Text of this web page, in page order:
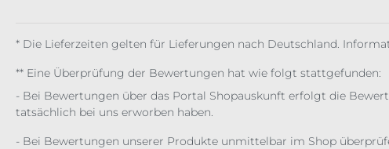
* Die Lieferzeiten gelten für Lieferungen nach Deutschland.
** Eine Überprüfung der Bewertungen hat wie folgt stattgefunden:
- Bei Bewertungen über das Portal Shopauskunft erfolgt die
tatsächlich bei uns erworben haben.
- Bei Bewertungen unserer Produkte unmittelbar im Shop